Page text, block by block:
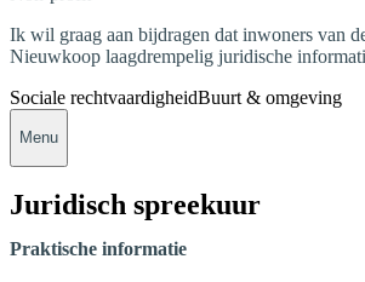
Ik wil graag aan bijdragen dat inwoners van
Nieuwkoop laagdrempelig juridische
Sociale rechtvaardigheidBuurt & omgeving
Menu
Juridisch spreekuur
Praktische informatie